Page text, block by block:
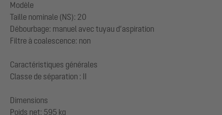
Modèle
Taille nominale (NS): 20
Débourbage: manuel avec tuyau d’aspiration
Filtre à coalescence: non
Caractéristiques générales
Classe de séparation : II
Dimensions
Poids net: 595 kg